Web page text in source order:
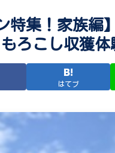
ン特集！家族
ろこし収獲体
はてブ